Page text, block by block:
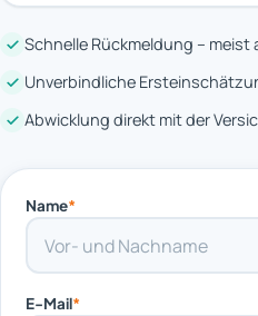
Schnelle Rückmeldung – meist
Unverbindliche
Abwicklung direkt mit der
Name*
E-Mail*